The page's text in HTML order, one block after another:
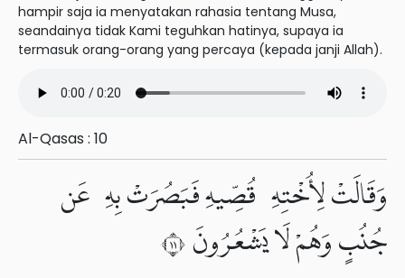
hampir saja ia menyatakan rahasia tentang Musa,
seandainya tidak Kami teguhkan hatinya, supaya ia
termasuk orang-orang yang percaya (kepada janji Allah).
Al-Qasas : 10
وَقَالَتْ لِأُخْتِهِۦ قُصِّيهِ فَبَصُرَتْ بِهِۦ عَن
جُنُبٍ وَهُمْ لَا يَشْعُرُونَ ١١